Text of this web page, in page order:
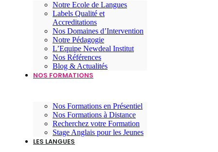
Notre Ecole de Langues
Labels Qualité et
Accreditations
Nos Domaines d’Intervention
Notre Pédagogie
L’Equipe Newdeal Institut
Nos Références
Blog & Actualités
NOS FORMATIONS
Nos Formations en Présentiel
Nos Formations à Distance
Recherchez votre Formation
Stage Anglais pour les Jeunes
LES LANGUES